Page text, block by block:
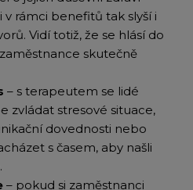
v rámci benefitů tak slyší i
Vidí totiž, že se hlásí do
skutečně
– s terapeutem se lidé
zvládat stresové situace,
dovednosti nebo
s časem, aby našli
– pokud si zaměstnanci